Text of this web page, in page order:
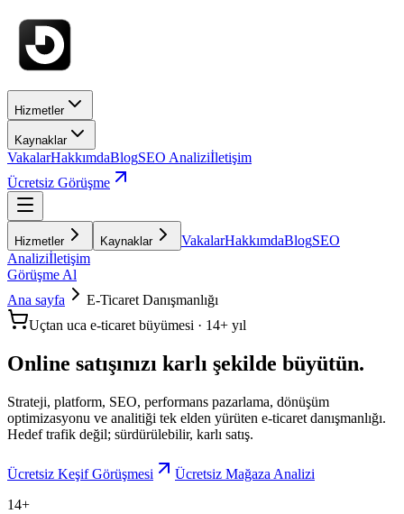
Hizmetler
Kaynaklar
VakalarHakkımdaBlogSEO Analiziİletişim
Ücretsiz Görüşme
Hizmetler Kaynaklar VakalarHakkımdaBlogSEO
Analiziİletişim
Görüşme Al
Ana sayfa
E-Ticaret Danışmanlığı
Uçtan uca e-ticaret büyümesi · 14+ yıl
Online satışınızı karlı şekilde büyütün.
Strateji, platform, SEO, performans pazarlama, dönüşüm
optimizasyonu ve analitiği tek elden yürüten e-ticaret danışmanlığı.
Hedef trafik değil; sürdürülebilir, karlı satış.
Ücretsiz Keşif Görüşmesi
Ücretsiz Mağaza Analizi
14+